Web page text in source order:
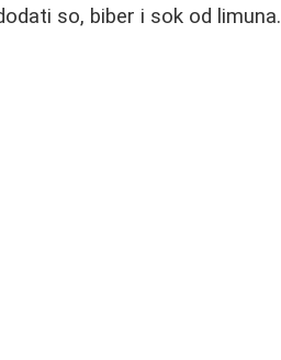
so, biber i sok od limuna.